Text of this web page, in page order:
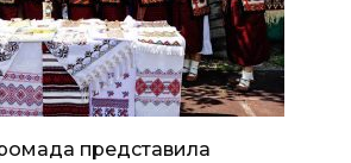
представила